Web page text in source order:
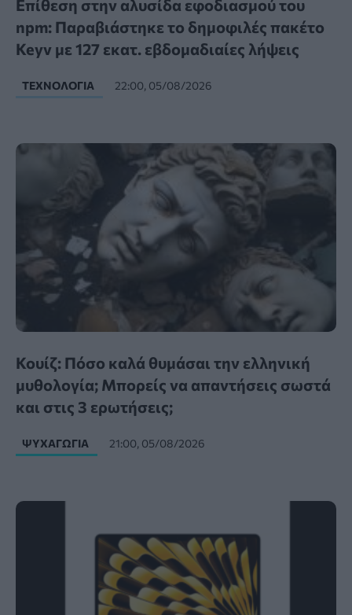
Επίθεση στην αλυσίδα εφοδιασμού του
npm: Παραβιάστηκε το δημοφιλές πακέτο
Keyv με 127 εκατ. εβδομαδιαίες λήψεις
ΤΕΧΝΟΛΟΓΊΑ 22:00, 05/08/2026
Κουίζ: Πόσο καλά θυμάσαι την ελληνική
μυθολογία; Μπορείς να απαντήσεις σωστά
και στις 3 ερωτήσεις;
ΨΥΧΑΓΩΓΊΑ 21:00, 05/08/2026